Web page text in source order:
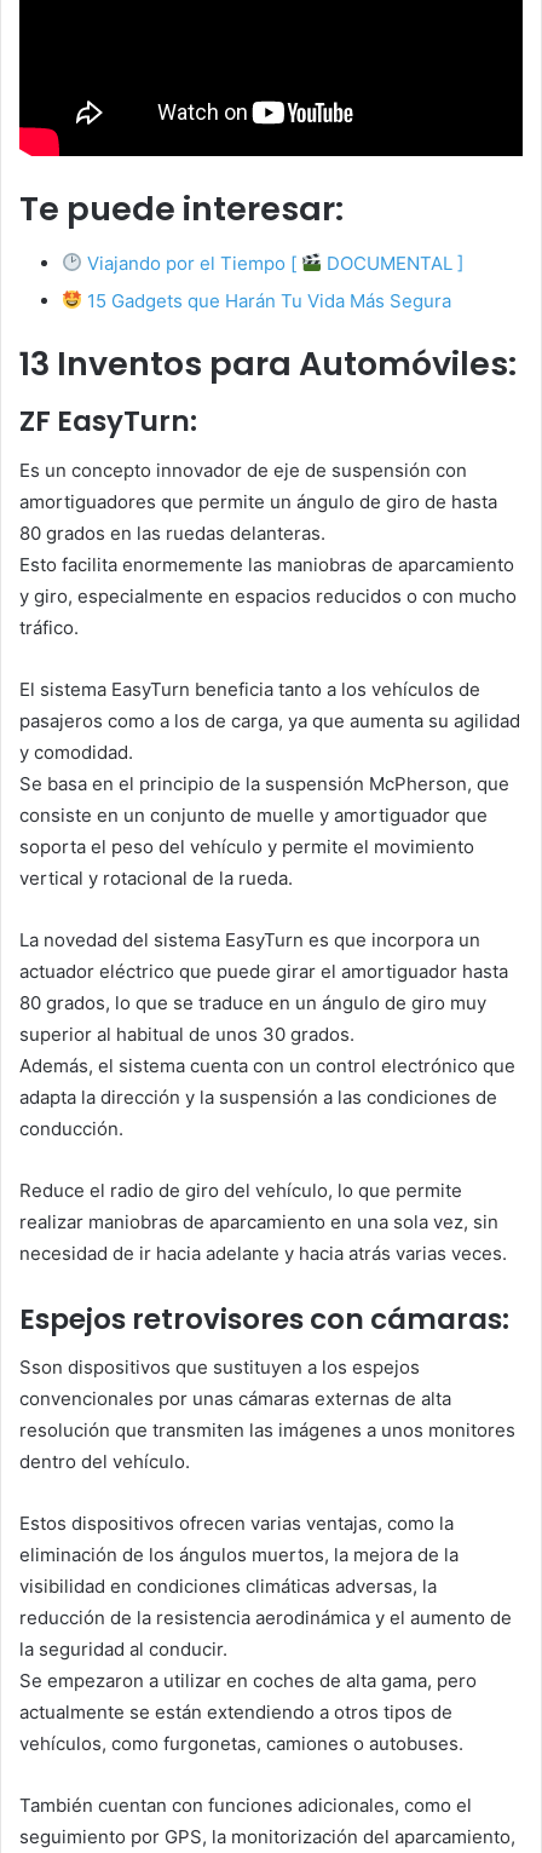
Te puede interesar:
Viajando por el Tiempo [
DOCUMENTAL ]
15 Gadgets que Harán Tu Vida Más Segura
13 Inventos para Automóviles:
ZF EasyTurn:
Es un concepto innovador de eje de suspensión con
amortiguadores que permite un ángulo de giro de hasta
80 grados en las ruedas delanteras.
Esto facilita enormemente las maniobras de aparcamiento
y giro, especialmente en espacios reducidos o con mucho
tráfico.
El sistema EasyTurn beneficia tanto a los vehículos de
pasajeros como a los de carga, ya que aumenta su agilidad
y comodidad.
Se basa en el principio de la suspensión McPherson, que
consiste en un conjunto de muelle y amortiguador que
soporta el peso del vehículo y permite el movimiento
vertical y rotacional de la rueda.
La novedad del sistema EasyTurn es que incorpora un
actuador eléctrico que puede girar el amortiguador hasta
80 grados, lo que se traduce en un ángulo de giro muy
superior al habitual de unos 30 grados.
Además, el sistema cuenta con un control electrónico que
adapta la dirección y la suspensión a las condiciones de
conducción.
Reduce el radio de giro del vehículo, lo que permite
realizar maniobras de aparcamiento en una sola vez, sin
necesidad de ir hacia adelante y hacia atrás varias veces.
Espejos retrovisores con cámaras:
Sson dispositivos que sustituyen a los espejos
convencionales por unas cámaras externas de alta
resolución que transmiten las imágenes a unos monitores
dentro del vehículo.
Estos dispositivos ofrecen varias ventajas, como la
eliminación de los ángulos muertos, la mejora de la
visibilidad en condiciones climáticas adversas, la
reducción de la resistencia aerodinámica y el aumento de
la seguridad al conducir.
Se empezaron a utilizar en coches de alta gama, pero
actualmente se están extendiendo a otros tipos de
vehículos, como furgonetas, camiones o autobuses.
También cuentan con funciones adicionales, como el
seguimiento por GPS, la monitorización del aparcamiento,